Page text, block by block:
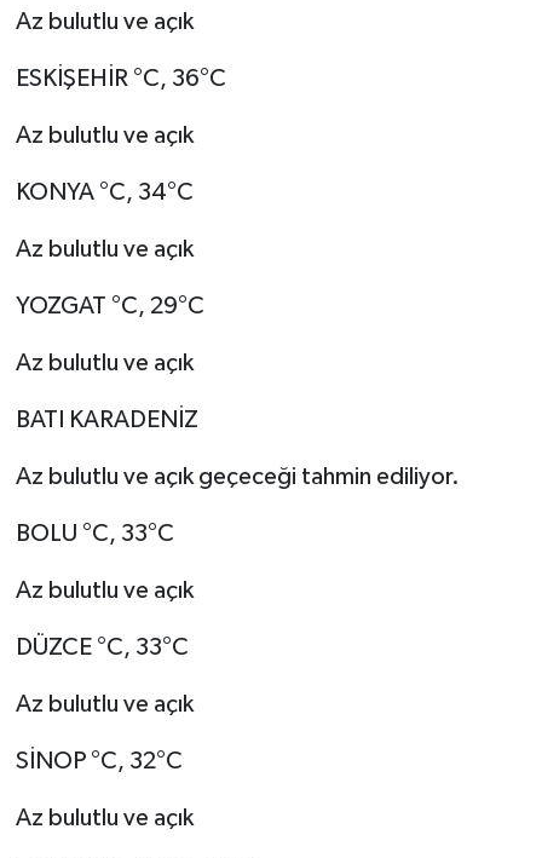
Az bulutlu ve açık
ESKİŞEHİR °C, 36°C
Az bulutlu ve açık
KONYA °C, 34°C
Az bulutlu ve açık
YOZGAT °C, 29°C
Az bulutlu ve açık
BATI KARADENİZ
Az bulutlu ve açık geçeceği tahmin ediliyor.
BOLU °C, 33°C
Az bulutlu ve açık
DÜZCE °C, 33°C
Az bulutlu ve açık
SİNOP °C, 32°C
Az bulutlu ve açık